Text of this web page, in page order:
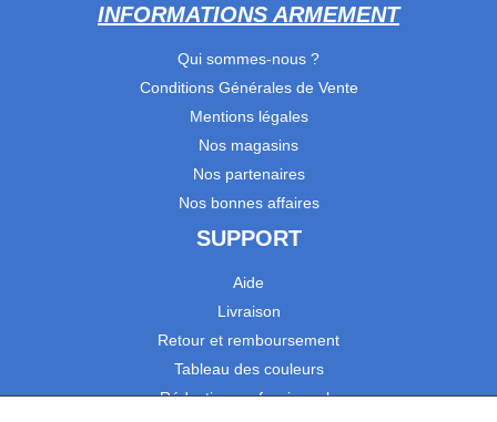
INFORMATIONS ARMEMENT
Qui sommes-nous ?
Conditions Générales de Vente
Mentions légales
Nos magasins
Nos partenaires
Nos bonnes affaires
SUPPORT
Aide
Livraison
Retour et remboursement
Tableau des couleurs
Réduction professionnels